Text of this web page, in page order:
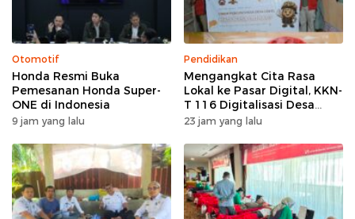
Otomotif
Honda Resmi Buka
Pemesanan Honda Super-
ONE di Indonesia
9 jam yang lalu
Pendidikan
Mengangkat Cita Rasa
Lokal ke Pasar Digital, KKN-
T 116 Digitalisasi Desa
UNHAS Ciptakan UMKM
23 jam yang lalu